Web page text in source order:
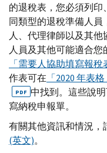
的退稅表，您必須列
同類型的退稅準備人
人、代理律師以及其
人員及其他可能適合
「需要人協助填寫報稅
作表可在 「2020 年表
PDF 中找到。這些說
寫納稅申報單。
有關其他資訊和情況，
(英文)。